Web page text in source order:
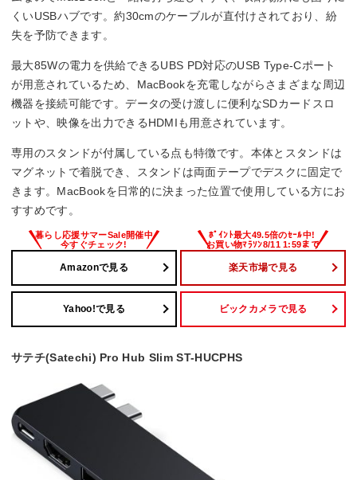
要なポートが限定的な場合は過剰スペック。
くいUSBハブです。約30cmのケーブルが直付けされており、紛
失を予防できます。
最大85Wの電力を供給できるUBS PD対応のUSB Type-Cポート
が用意されているため、MacBookを充電しながらさまざまな周辺
機器を接続可能です。データの受け渡しに便利なSDカードスロ
ットや、映像を出力できるHDMIも用意されています。
専用のスタンドが付属している点も特徴です。本体とスタンドは
マグネットで着脱でき、スタンドは両面テープでデスクに固定で
きます。MacBookを日常的に決まった位置で使用している方にお
すすめです。
Amazonで見る 楽天市場で見る
Yahoo!で見る ビックカメラで見る
サテチ(Satechi) Pro Hub Slim ST-HUCPHS